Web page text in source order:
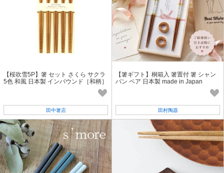
【桜吹雪5P】箸 セット さくら サクラ
5色 和風 日本製 インバウンド［和柄］
田中箸店
【箸ギフト】桐箱入 箸置付 箸 シャン
パン ペア 日本製 made in Japan
田村陶器